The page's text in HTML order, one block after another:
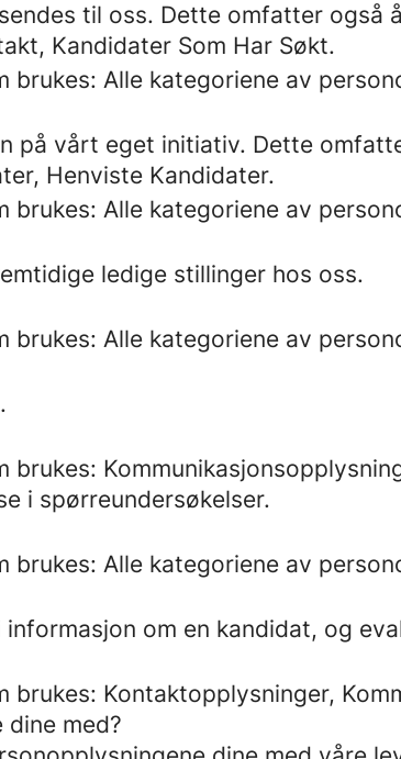
til oss. Dette omfatter også
Kandidater Som Har Søkt.
brukes: Alle kategoriene av
på vårt eget initiativ. Dette
Henviste Kandidater.
brukes: Alle kategoriene av
ledige stillinger hos oss.
brukes: Alle kategoriene av
i spørreundersøkelser.
brukes: Alle kategoriene av
om en kandidat, og
Kontaktopplysninger,
med?